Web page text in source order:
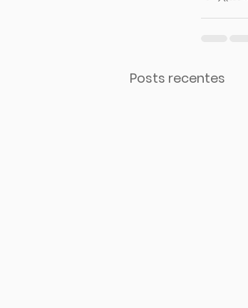
Posts recentes